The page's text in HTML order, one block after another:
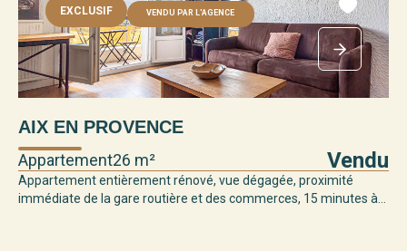
EXCLUSIF VENDU PAR L'AGENCE
AIX EN PROVENCE
Appartement26 m² Vendu
Appartement entièrement rénové, vue dégagée, proximité
immédiate de la gare routière et des commerces, 15 minutes à...